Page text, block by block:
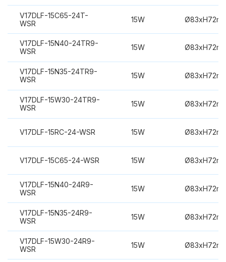
V17DLF-15C65-24T-
WSR
15W
V17DLF-15N40-24TR9-
WSR
15W
V17DLF-15N35-24TR9-
WSR
15W
V17DLF-15W30-24TR9-
WSR
15W
V17DLF-15RC-24-WSR 15W
V17DLF-15C65-24-WSR 15W
V17DLF-15N40-24R9-
WSR
15W
V17DLF-15N35-24R9-
WSR
15W
V17DLF-15W30-24R9-
WSR
15W